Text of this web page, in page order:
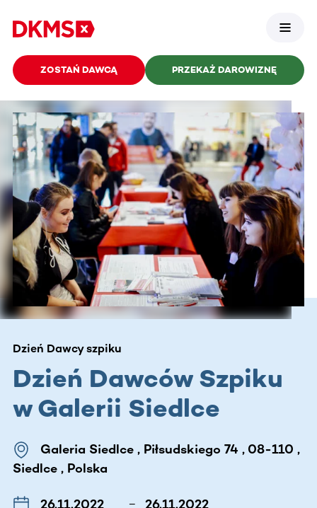
ZOSTAŃ DAWCĄ PRZEKAŻ DAROWIZNĘ
Dzień Dawcy szpiku
Dzień Dawców Szpiku
w Galerii Siedlce
Galeria Siedlce , Piłsudskiego 74 , 08-110 ,
Siedlce , Polska
26.11.2022 – 26.11.2022